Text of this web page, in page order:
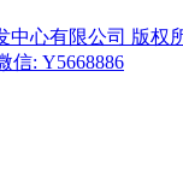
中心有限公司 版权
信: Y5668886